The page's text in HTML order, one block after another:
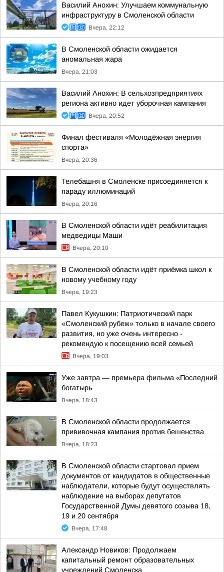
Василий Анохин: Улучшаем коммунальную
инфраструктуру в Смоленской области
Вчера, 22:12
В Смоленской области ожидается
аномальная жара
Вчера, 21:03
Василий Анохин: В сельхозпредприятиях
региона активно идет уборочная кампания
Вчера, 20:52
Финал фестиваля «Молодёжная энергия
спорта»
Вчера, 20:36
Телебашня в Смоленске присоединяется к
параду иллюминаций
Вчера, 20:16
В Смоленской области идёт реабилитация
медведицы Маши
Вчера, 20:10
В Смоленской области идёт приёмка школ к
новому учебному году
Вчера, 19:23
Павел Кукушкин: Патриотический парк
«Смоленский рубеж» только в начале своего
развития, но уже очень интересно -
рекомендую к посещению всей семьей
Вчера, 19:03
Уже завтра — премьера фильма «Последний
богатырь
Вчера, 18:43
В Смоленской области продолжается
прививочная кампания против бешенства
Вчера, 18:23
В Смоленской области стартовал прием
документов от кандидатов в общественные
наблюдатели, которые будут осуществлять
наблюдение на выборах депутатов
Государственной Думы девятого созыва 18,
19 и 20 сентября
Вчера, 17:48
Александр Новиков: Продолжаем
капитальный ремонт образовательных
учреждений Смоленска